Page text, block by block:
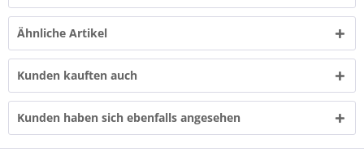
Ähnliche Artikel
Kunden kauften auch
Kunden haben sich ebenfalls angesehen